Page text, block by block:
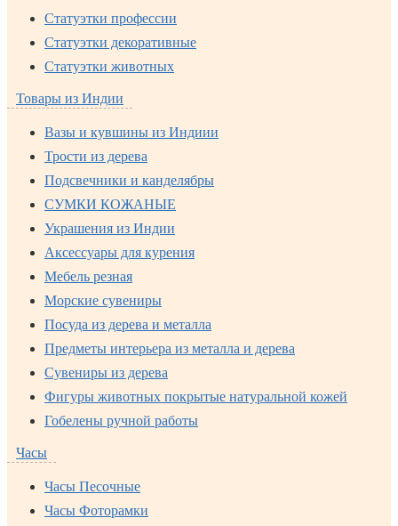
Статуэтки профессии
Статуэтки декоративные
Статуэтки животных
Товары из Индии
Вазы и кувшины из Индиии
Трости из дерева
Подсвечники и канделябры
СУМКИ КОЖАНЫЕ
Украшения из Индии
Аксессуары для курения
Мебель резная
Морские сувениры
Посуда из дерева и металла
Предметы интерьера из металла и дерева
Сувениры из дерева
Фигуры животных покрытые натуральной кожей
Гобелены ручной работы
Часы
Часы Песочные
Часы Фоторамки